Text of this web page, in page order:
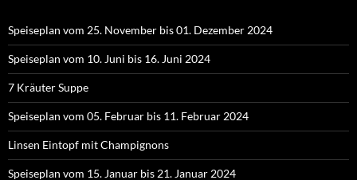
Speiseplan vom 25. November bis 01. Dezember 2024
Speiseplan vom 10. Juni bis 16. Juni 2024
7 Kräuter Suppe
Speiseplan vom 05. Februar bis 11. Februar 2024
Linsen Eintopf mit Champignons
Speiseplan vom 15. Januar bis 21. Januar 2024